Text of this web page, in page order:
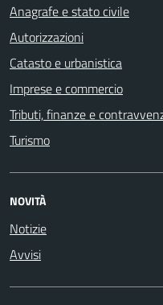
Anagrafe e stato civile
Autorizzazioni
Catasto e urbanistica
Imprese e commercio
Tributi, finanze e
Turismo
NOVITÀ
Notizie
Avvisi